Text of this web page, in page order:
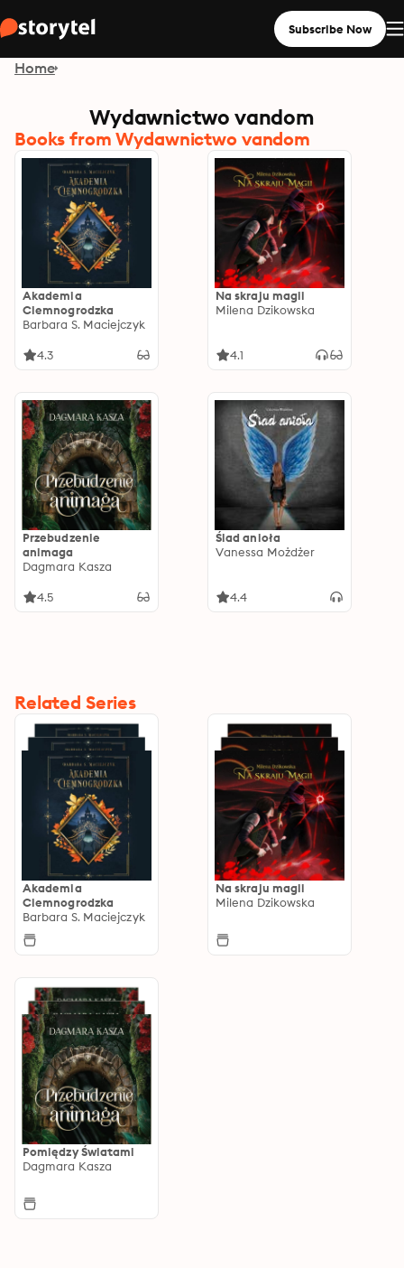
Subscribe Now
Home
Wydawnictwo vandom
Books from Wydawnictwo vandom
Akademia
Ciemnogrodzka
Barbara S. Maciejczyk
4.3
Na skraju magii
Milena Dzikowska
4.1
Przebudzenie
animaga
Dagmara Kasza
4.5
Ślad anioła
Vanessa Możdżer
4.4
Related Series
Akademia
Ciemnogrodzka
Barbara S. Maciejczyk
Na skraju magii
Milena Dzikowska
Pomiędzy Światami
Dagmara Kasza